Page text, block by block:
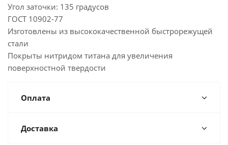
Угол заточки: 135 градусов
ГОСТ 10902-77
Изготовлены из высококачественной быстрорежущей
стали
Покрыты нитридом титана для увеличения
поверхностной твердости
Оплата
Доставка